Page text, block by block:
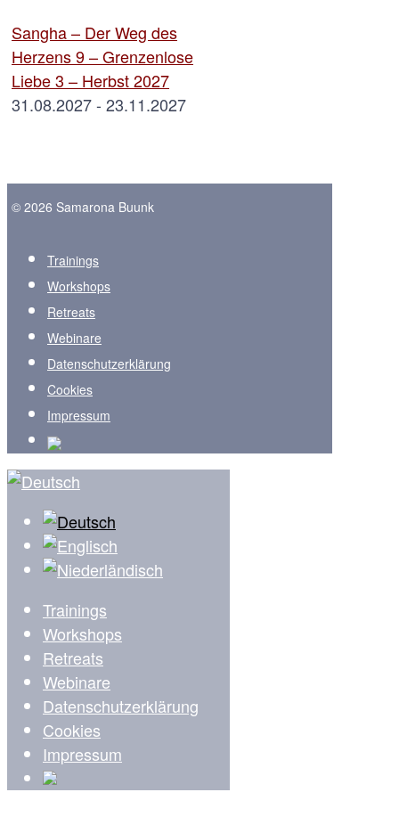
Sangha – Der Weg des
Herzens 9 – Grenzenlose
Liebe 3 – Herbst 2027
31.08.2027 - 23.11.2027
© 2026 Samarona Buunk
Trainings
Workshops
Retreats
Webinare
Datenschutzerklärung
Cookies
Impressum
Trainings
Workshops
Retreats
Webinare
Datenschutzerklärung
Cookies
Impressum